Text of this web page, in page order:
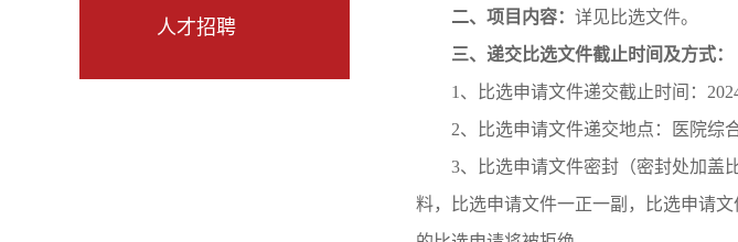
人才招聘
二、 项目内容： 详见比选文件。
三、 递交比选文件截止时间及方式：
1、比选申请文件递交截止时间：
2、比选申请文件递交地点：医院综
3、比选申请文件密封（密封处加盖
料，比选申请文件一正一副，比选申请